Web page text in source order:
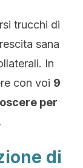
trucchi di
sana
In
con voi 9
per
di